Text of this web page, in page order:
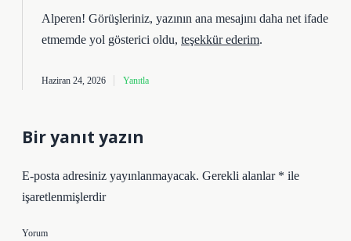
Alperen! Görüşleriniz, yazının ana mesajını daha net ifade
etmemde yol gösterici oldu, teşekkür ederim.
Haziran 24, 2026 Yanıtla
Bir yanıt yazın
E-posta adresiniz yayınlanmayacak. Gerekli alanlar * ile
işaretlenmişlerdir
Yorum